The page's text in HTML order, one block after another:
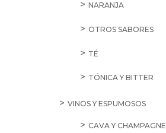
NARANJA
OTROS SABORES
TÉ
TÓNICA Y BITTER
VINOS Y ESPUMOSOS
CAVA Y CHAMPAGNE